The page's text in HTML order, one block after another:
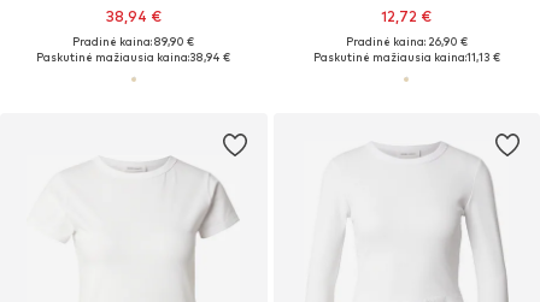
38,94 €
Pradinė kaina: 89,90 €
Paskutinė mažiausia kaina:38,94 €
12,72 €
Pradinė kaina: 26,90 €
Paskutinė mažiausia kaina:11,13 €